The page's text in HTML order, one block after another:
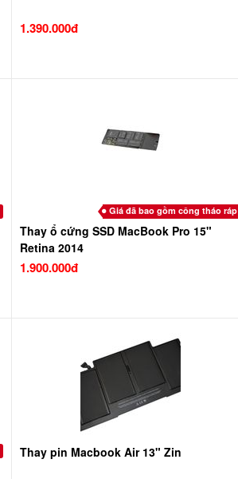
1.390.000đ
Giá đã bao gồm công tháo ráp
Thay ổ cứng SSD MacBook Pro 15"
Retina 2014
1.900.000đ
Thay pin Macbook Air 13" Zin